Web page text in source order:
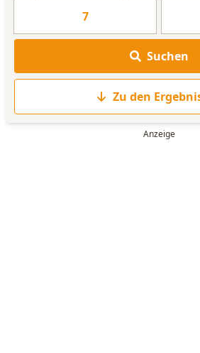
WORTLISTE
7
Suchen
Zu den